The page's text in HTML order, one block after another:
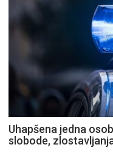
Uhapšena jedna
slobode,